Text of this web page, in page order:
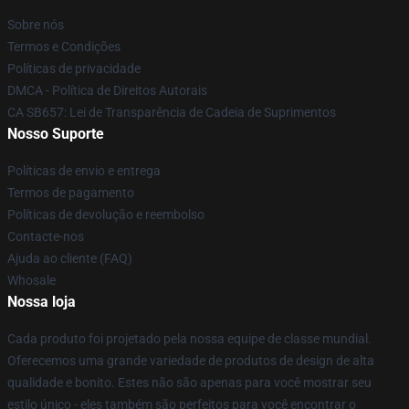
Sobre nós
Termos e Condições
Políticas de privacidade
DMCA - Política de Direitos Autorais
CA SB657: Lei de Transparência de Cadeia de Suprimentos
Nosso Suporte
Políticas de envio e entrega
Termos de pagamento
Políticas de devolução e reembolso
Contacte-nos
Ajuda ao cliente (FAQ)
Whosale
Nossa loja
Cada produto foi projetado pela nossa equipe de classe mundial.
Oferecemos uma grande variedade de produtos de design de alta
qualidade e bonito. Estes não são apenas para você mostrar seu
estilo único - eles também são perfeitos para você encontrar o